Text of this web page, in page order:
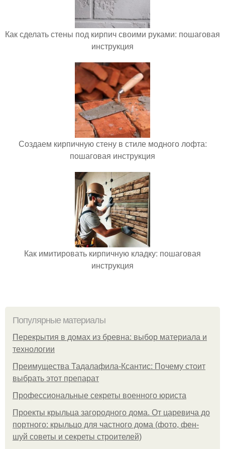
Как сделать стены под кирпич своими руками: пошаговая
инструкция
Создаем кирпичную стену в стиле модного лофта:
пошаговая инструкция
Как имитировать кирпичную кладку: пошаговая
инструкция
Популярные материалы
Перекрытия в домах из бревна: выбор материала и
технологии
Преимущества Тадалафила-Ксантис: Почему стоит
выбрать этот препарат
Профессиональные секреты военного юриста
Проекты крыльца загородного дома. От царевича до
портного: крыльцо для частного дома (фото, фен-
шуй советы и секреты строителей)